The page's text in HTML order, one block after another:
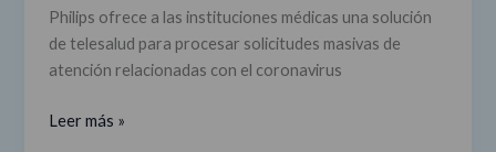
Philips ofrece a las instituciones médicas una solución
de telesalud para procesar solicitudes masivas de
atención relacionadas con el coronavirus
controlar
y
monitorizar
Leer más »